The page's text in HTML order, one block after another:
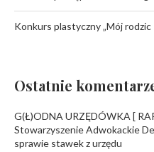
Konkurs plastyczny „Mój rodzic
Ostatnie
G(Ł)ODNA URZĘDÓWKA [
Stowarzyszenie Adwokackie
sprawie stawek z urzędu